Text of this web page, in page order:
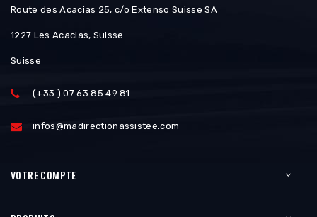
Route des Acacias 25, c/o Extenso Suisse SA
1227 Les Acacias, Suisse
Suisse
(+33 ) 07 63 85 49 81
infos@madirectionassistee.com
VOTRE COMPTE